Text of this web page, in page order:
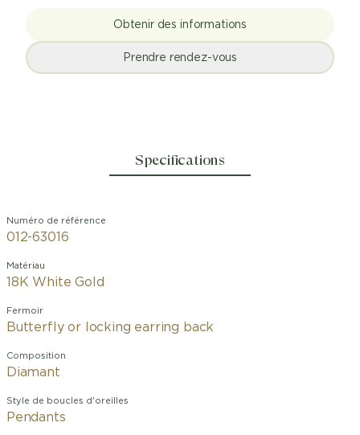
Obtenir des informations
Prendre rendez-vous
Specifications
Numéro de référence
012-63016
Matériau
18K White Gold
Fermoir
Butterfly or locking earring back
Composition
Diamant
Style de boucles d'oreilles
Pendants